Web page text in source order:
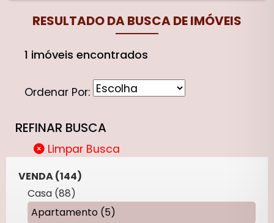
RESULTADO DA BUSCA DE IMÓVEIS
1 imóveis encontrados
Ordenar Por:
REFINAR BUSCA
Limpar Busca
VENDA (144)
Casa (88)
Apartamento (5)